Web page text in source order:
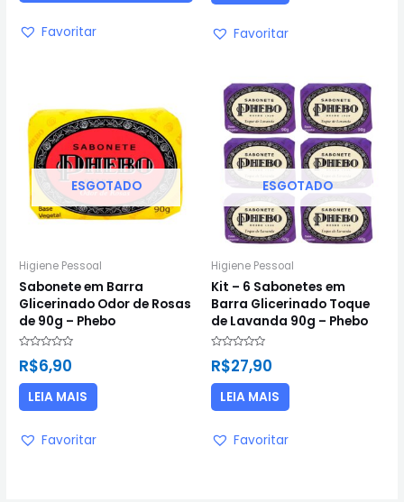
Favoritar Favoritar
ESGOTADO
Higiene Pessoal
Sabonete em Barra
Glicerinado Odor de Rosas
de 90g – Phebo
0
5
R$6,90
LEIA MAIS
Favoritar
ESGOTADO
Higiene Pessoal
Kit – 6 Sabonetes em
Barra Glicerinado Toque
de Lavanda 90g – Phebo
0
5
R$27,90
LEIA MAIS
Favoritar